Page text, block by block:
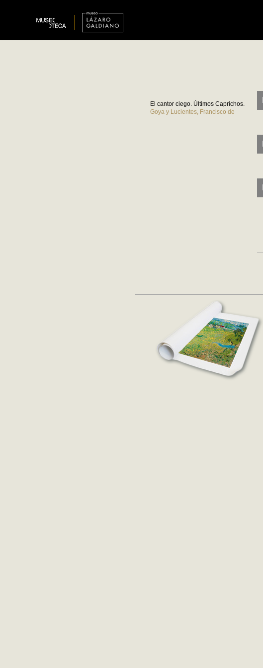
El cantor ciego. Últimos Caprichos.
Goya y Lucientes, Francisco de